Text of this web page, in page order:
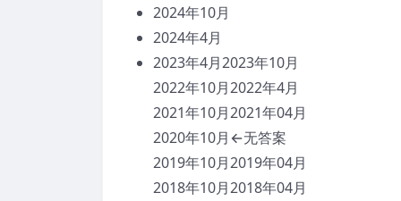
2024年10月
2024年4月
2023年4月2023年10月
2022年10月2022年4月
2021年10月2021年04月
2020年10月←无答案
2019年10月2019年04月
2018年10月2018年04月